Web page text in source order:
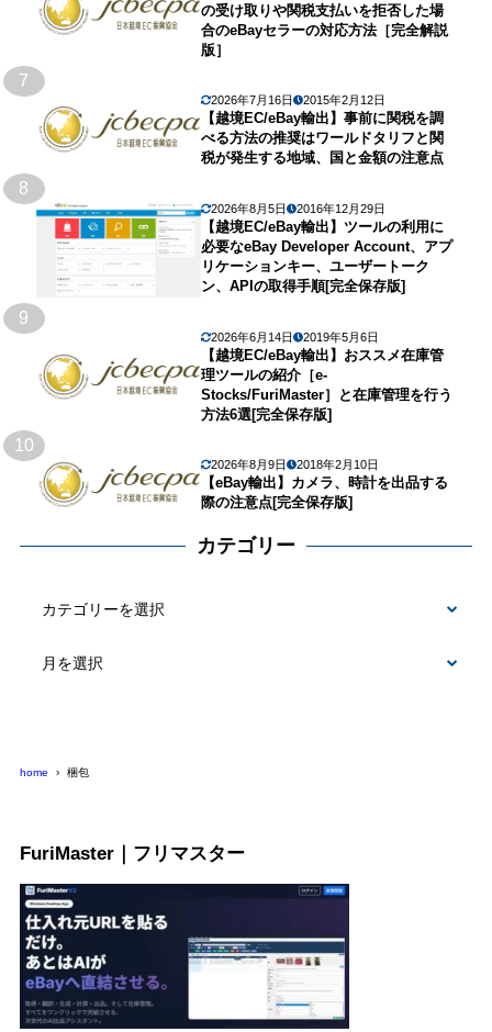
の受け取りや関税支払いを拒否した場
合のeBayセラーの対応方法［完全解説
版］
7
2026年7月16日 2015年2月12日
【越境EC/eBay輸出】事前に関税を調
べる方法の推奨はワールドタリフと関
税が発生する地域、国と金額の注意点
8
2026年8月5日 2016年12月29日
【越境EC/eBay輸出】ツールの利用に
必要なeBay Developer Account、アプ
リケーションキー、ユーザートーク
ン、APIの取得手順[完全保存版]
9
2026年6月14日 2019年5月6日
【越境EC/eBay輸出】おススメ在庫管
理ツールの紹介［e-
Stocks/FuriMaster］と在庫管理を行う
方法6選[完全保存版]
10
2026年8月9日 2018年2月10日
【eBay輸出】カメラ、時計を出品する
際の注意点[完全保存版]
カテゴリー
home 梱包
FuriMaster｜フリマスター